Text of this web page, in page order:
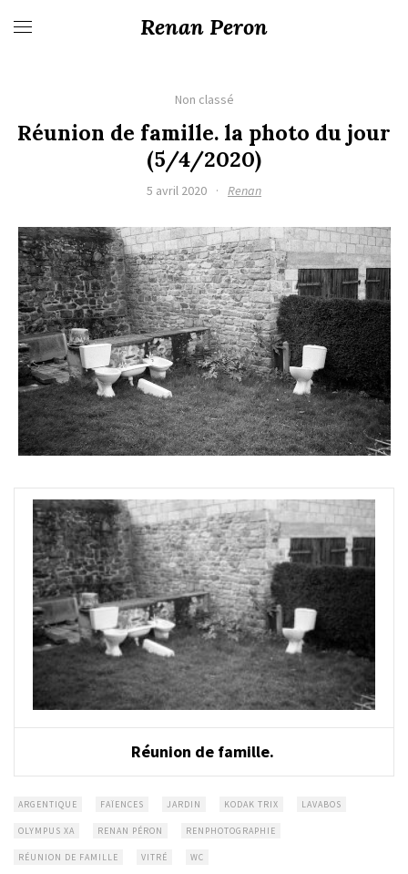
Renan Peron
Non classé
Réunion de famille. la photo du jour
(5/4/2020)
5 avril 2020 · Renan
Réunion de famille.
ARGENTIQUE FAÏENCES JARDIN KODAK TRIX LAVABOS
OLYMPUS XA RENAN PÉRON RENPHOTOGRAPHIE
RÉUNION DE FAMILLE VITRÉ WC